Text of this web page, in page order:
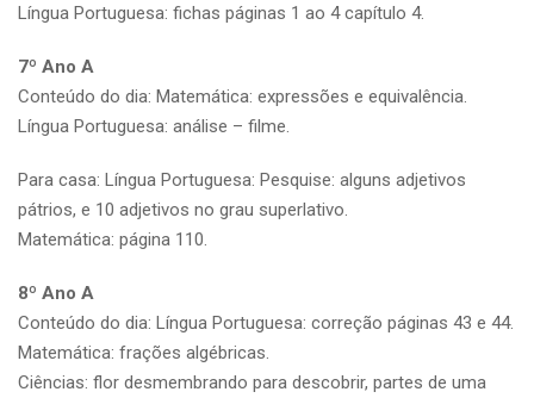
Língua Portuguesa: fichas páginas 1 ao 4 capítulo 4.
7º Ano A
Conteúdo do dia: Matemática: expressões e equivalência.
Língua Portuguesa: análise – filme.
Para casa: Língua Portuguesa: Pesquise: alguns adjetivos
pátrios, e 10 adjetivos no grau superlativo.
Matemática: página 110.
8º Ano A
Conteúdo do dia: Língua Portuguesa: correção páginas 43 e 44.
Matemática: frações algébricas.
Ciências: flor desmembrando para descobrir, partes de uma